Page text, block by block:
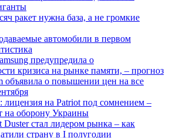
ракет нужна база, а не громкие
автомобили в первом
предупредила о
кризиса на рынке памяти, – прогноз
о повышении цен на все
на Patriot под сомнением –
на оборону Украины
Duster стал лидером рынка – как
страну в I полугодии